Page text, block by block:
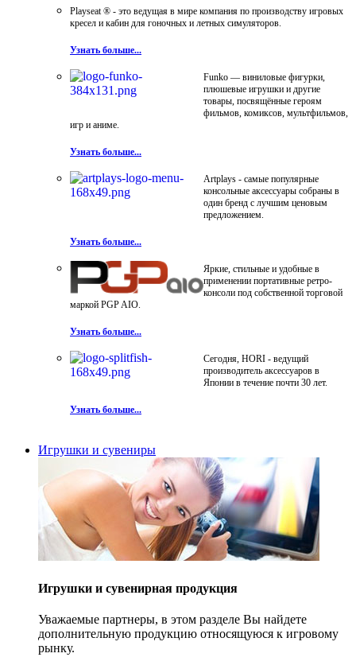
Playseat ® - это ведущая в мире компания по производству игровых
кресел и кабин для гоночных и летных симуляторов.
Узнать больше...
Funko — виниловые фигурки,
плюшевые игрушки и другие
товары, посвящённые героям
фильмов, комиксов, мультфильмов,
игр и аниме.
Узнать больше...
Artplays - самые популярные
консольные аксессуары собраны в
один бренд с лучшим ценовым
предложением.
Узнать больше...
Яркие, стильные и удобные в
применении портативные ретро-
консоли под собственной торговой
маркой PGP AIO.
Узнать больше...
Сегодня, HORI - ведущий
производитель аксессуаров в
Японии в течение почти 30 лет.
Узнать больше...
Игрушки и сувениры
Игрушки и сувенирная продукция
Уважаемые партнеры, в этом разделе Вы найдете
дополнительную продукцию относящуюся к игровому
рынку.